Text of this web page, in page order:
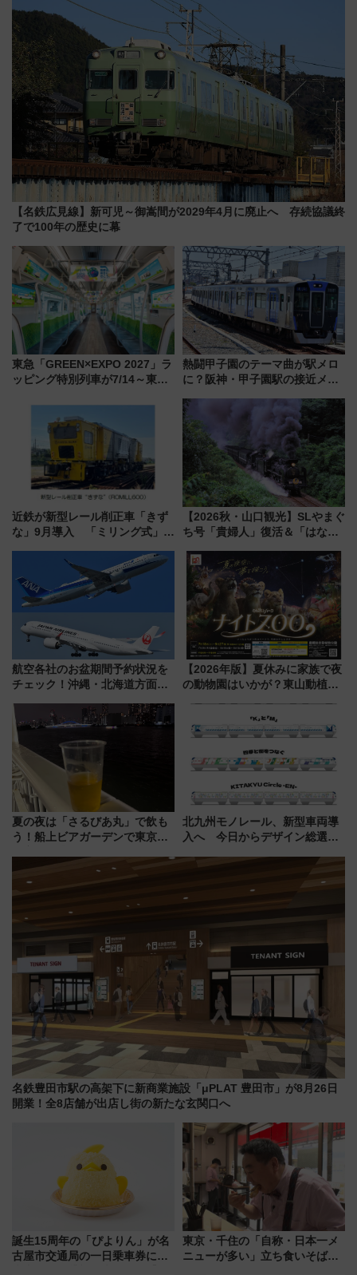
線に2回搭乗」
【名鉄広見線】新可児～御嵩間が2029年4月に廃止へ 存続協議終
了で100年の歴史に幕
東急「GREEN×EXPO 2027」ラ
ッピング特別列車が7/14～東
熱闘甲子園のテーマ曲が駅メロ
に？阪神・甲子園駅の接近メロ
谷実アレンジの特別仕様へ、8月
5日始発から
近鉄が新型レール削正車「きず
な」9月導入 「ミリング式」採
化！安全性や乗り心地の向上に
貢献するだけでなく、全線区で
活躍するための仕組みも
【2026秋・山口観光】SLやまぐ
ち号「貴婦人」復活＆「はなあ
注目観光列車まとめ きっぷの取
り方は？
航空各社のお盆期間予約状況を
チェック！沖縄・北海道方面は
日は？
【2026年版】夏休みに家族で夜
の動物園はいかが？東山動植物
ZOO」開催情報
夏の夜は「さるびあ丸」で飲も
う！船上ビアガーデンで東京湾
杯……工場直送生ビールや島グ
ルメが美味い
北九州モノレール、新型車両導
入へ 今日からデザイン総選挙
名鉄豊田市駅の高架下に新商業施設「μPLAT 豊田市」が8月26日
開業！全8店舗が出店し街の新たな玄関口へ
誕生15周年の「ぴよりん」が名
古屋市交通局の一日乗車券に！
東京・千住の「自称・日本一メ
ニューが多い」立ち食いそば屋